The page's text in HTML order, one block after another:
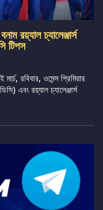
রয়্যাল চ্যালেঞ্জার্স
টিপস
ওমেন্স প্রিমিয়ার
এবং রয়্যাল চ্যালেঞ্জার্স